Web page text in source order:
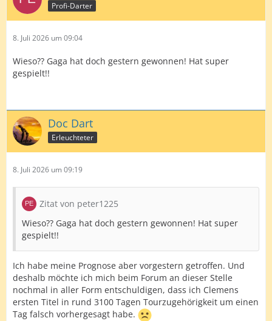
Profi-Darter
8. Juli 2026 um 09:04
Wieso?? Gaga hat doch gestern gewonnen! Hat super
gespielt!!
Doc Dart
Erleuchteter
8. Juli 2026 um 09:19
Zitat von peter1225
Wieso?? Gaga hat doch gestern gewonnen! Hat super
gespielt!!
Ich habe meine Prognose aber vorgestern getroffen. Und
deshalb möchte ich mich beim Forum an dieser Stelle
nochmal in aller Form entschuldigen, dass ich Clemens
ersten Titel in rund 3100 Tagen Tourzugehörigkeit um einen
Tag falsch vorhergesagt habe.